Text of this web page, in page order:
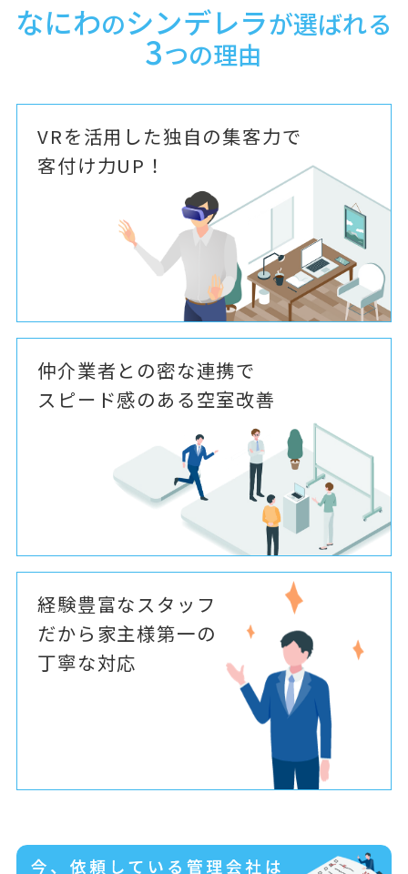
なにわのシンデレラが選ばれる
3つの理由
VRを活用した独自の集客力で
客付け力UP！
仲介業者との密な連携で
スピード感のある空室改善
経験豊富なスタッフ
だから家主様第一の
丁寧な対応